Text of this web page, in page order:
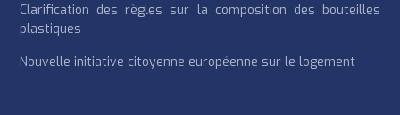
Clarification des règles sur la composition des bouteilles
plastiques
Nouvelle initiative citoyenne européenne sur le logement